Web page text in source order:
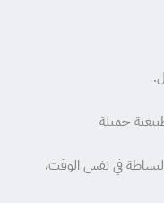
جميلة
في نفس الوقت،